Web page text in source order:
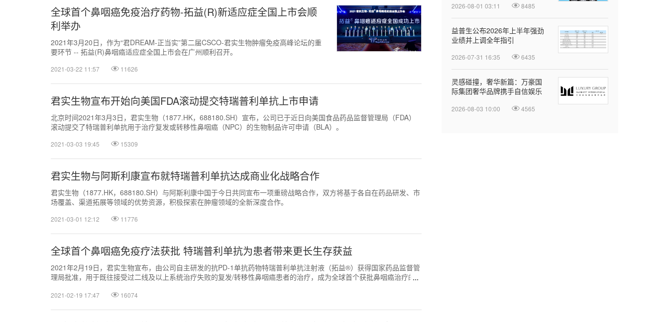
全球首个鼻咽癌免疫治疗药物-拓益(R)新适应症全国上市会顺
利举办
2021年3月20日，作为“君DREAM-正当实”第二届CSCO-君实生物肿瘤免疫高峰论坛的重
要环节 -- 拓益(R)鼻咽癌适应症全国上市会在广州顺利召开。
2021-03-22 11:57 11626
君实生物宣布开始向美国FDA滚动提交特瑞普利单抗上市申请
北京时间2021年3月3日，君实生物（1877.HK，688180.SH）宣布，公司已于近日向美国食品药品监督管理局（FDA）
滚动提交了特瑞普利单抗用于治疗复发或转移性鼻咽癌（NPC）的生物制品许可申请（BLA）。
2021-03-03 19:45 15309
君实生物与阿斯利康宣布就特瑞普利单抗达成商业化战略合作
君实生物（1877.HK，688180.SH）与阿斯利康中国于今日共同宣布一项重磅战略合作，双方将基于各自在药品研发、市
场覆盖、渠道拓展等领域的优势资源，积极探索在肿瘤领域的全新深度合作。
2021-03-01 12:12 11776
全球首个鼻咽癌免疫疗法获批 特瑞普利单抗为患者带来更长生存获益
2021年2月19日，君实生物宣布，由公司自主研发的抗PD-1单抗药物特瑞普利单抗注射液（拓益®）获得国家药品监督管
理局批准，用于既往接受过二线及以上系统治疗失败的复发/转移性鼻咽癌患者的治疗，成为全球首个获批鼻咽癌治疗的
2021-02-19 17:47 16074
2026-08-01 03:11 8485
益普生公布2026年上半年强劲
业绩并上调全年指引
2026-07-31 16:35 6435
灵感碰撞，奢华新篇：万豪国
际集团奢华品牌携手自信娱乐
2026-08-03 10:00 4565